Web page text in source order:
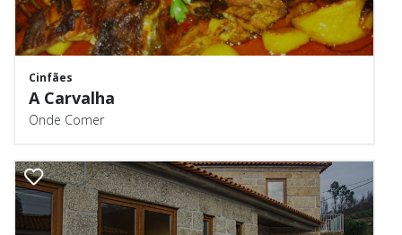
Cinfães
A Carvalha
Onde Comer